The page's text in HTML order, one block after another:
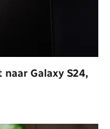
Galaxy S24,